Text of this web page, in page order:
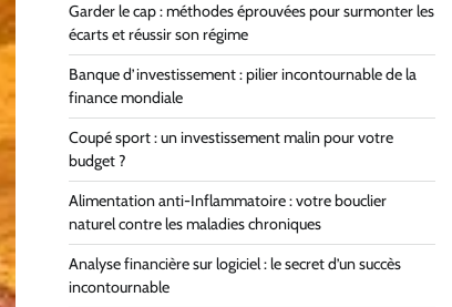
Garder le cap : méthodes éprouvées pour surmonter les
écarts et réussir son régime
Banque d’investissement : pilier incontournable de la
finance mondiale
Coupé sport : un investissement malin pour votre
budget ?
Alimentation anti-Inflammatoire : votre bouclier
naturel contre les maladies chroniques
Analyse financière sur logiciel : le secret d’un succès
incontournable